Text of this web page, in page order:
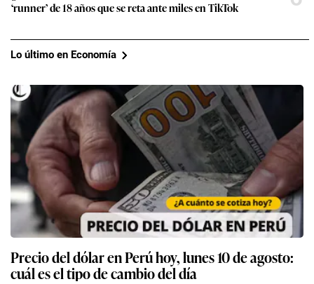
‘runner’ de 18 años que se reta ante miles en TikTok
Lo último en Economía
Precio del dólar en Perú hoy, lunes 10 de agosto:
cuál es el tipo de cambio del día